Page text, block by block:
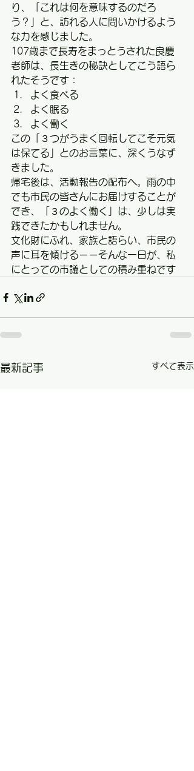
り、「これは何を意味するのだろ
う？」と、訪れる人に問いかけるよう
な力を感じました。
107歳まで長寿をまっとうされた良慶
老師は、長生きの秘訣としてこう語ら
れたそうです：
よく食べる
よく眠る
よく働く
この「３つがうまく回転してこそ元気
は保てる」とのお言葉に、深くうなず
きました。
帰宅後は、活動報告の配布へ。雨の中
でも市民の皆さんにお届けすることが
でき、「３のよく働く」は、少しは実
践できたかもしれません。
文化財にふれ、家族と語らい、市民の
声に耳を傾けるーーそんな一日が、私
にとっての市議としての積み重ねです
最新記事 すべて表示